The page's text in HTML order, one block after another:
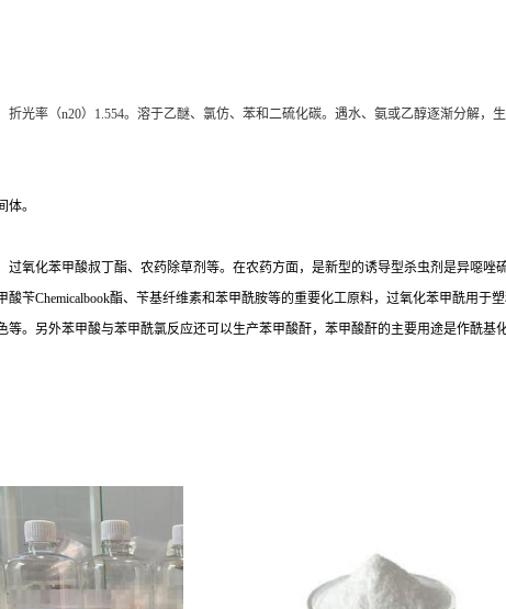
率（n20）1.554。溶于乙醚、氯仿、苯和二硫化碳。遇水、氨或乙醇逐渐分解，
。
氧化苯甲酸叔丁酯、农药除草剂等。在农药方面，是新型的诱导型杀虫剂是异噁唑
苄Chemicalbook酯、苄基纤维素和苯甲酰胺等的重要化工原料，过氧化苯甲酰用
。另外苯甲酸与苯甲酰氯反应还可以生产苯甲酸酐，苯甲酸酐的主要用途是作酰